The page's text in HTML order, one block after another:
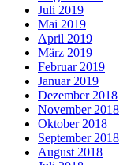
Juli 2019
Mai 2019
April 2019
März 2019
Februar 2019
Januar 2019
Dezember 2018
November 2018
Oktober 2018
September 2018
August 2018